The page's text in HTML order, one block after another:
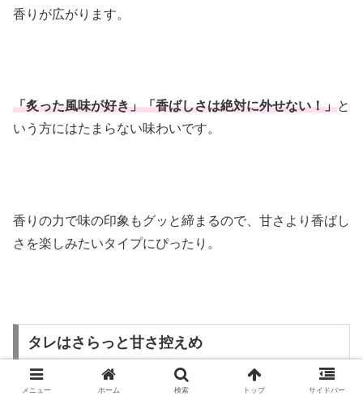
香りが広がります。
「炙った風味が好き」「香ばしさは絶対に外せない！」と
いう方にはたまらない味わいです。
香りの力で味の印象もグッと締まるので、甘さより香ばし
さを楽しみたいタイプにぴったり。
タレはさらっと甘さ控えめ
一和の白味噌ダレは、かざりやよりさらっと軽め。
メニュー ホーム 検索 トップ サイドバー